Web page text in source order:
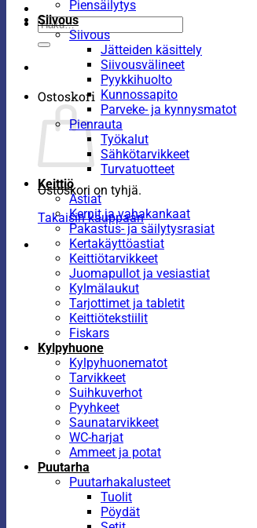
Etsi:
Ostoskori
Ostoskori on tyhjä.
Takaisin kauppaan
Piensäilytys
Siivous
Siivous
Jätteiden käsittely
Siivousvälineet
Pyykkihuolto
Kunnossapito
Parveke- ja kynnysmatot
Pienrauta
Työkalut
Sähkötarvikkeet
Turvatuotteet
Keittiö
Astiat
Kernit ja vahakankaat
Pakastus- ja säilytysrasiat
Kertakäyttöastiat
Keittiötarvikkeet
Juomapullot ja vesiastiat
Kylmälaukut
Tarjottimet ja tabletit
Keittiötekstiilit
Fiskars
Kylpyhuone
Kylpyhuonematot
Tarvikkeet
Suihkuverhot
Pyyhkeet
Saunatarvikkeet
WC-harjat
Ammeet ja potat
Puutarha
Puutarhakalusteet
Tuolit
Pöydät